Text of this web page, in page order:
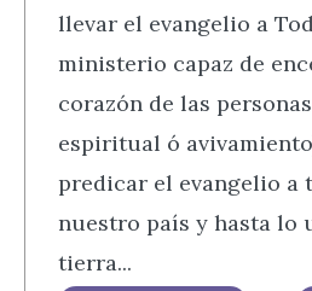
llevar el evangelio a
ministerio capaz de
corazón de las
espiritual ó
predicar el evangelio a
nuestro país y hasta lo
tierra...